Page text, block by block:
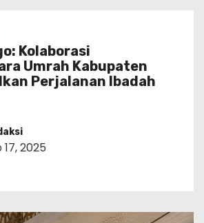
Kolaborasi
Umrah Kabupaten
Perjalanan Ibadah
17, 2025